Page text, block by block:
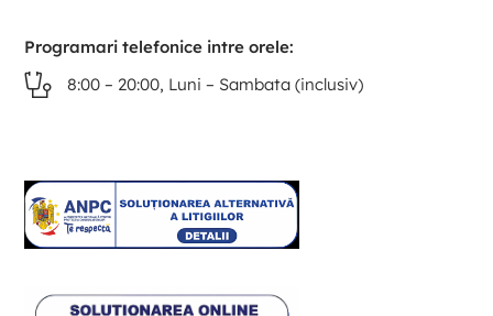
Programari telefonice intre orele:
8:00 – 20:00, Luni – Sambata (inclusiv)